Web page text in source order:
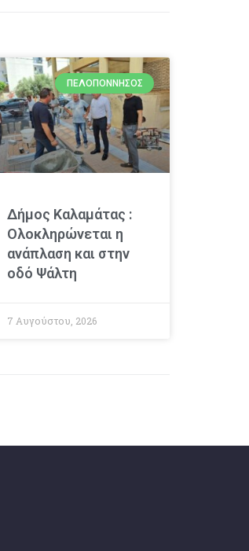
ΠΕΛΟΠΌΝΝΗΣΟΣ
Δήμος Καλαμάτας :
Ολοκληρώνεται η
ανάπλαση και στην
οδό Ψάλτη
7 Αυγούστου, 2026